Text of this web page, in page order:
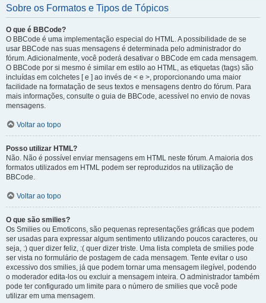
Sobre os Formatos e Tipos de Tópicos
O que é BBCode?
O BBCode é uma implementação especial do HTML. A possibilidade de se
usar BBCode nas suas mensagens é determinada pelo administrador do
fórum. Adicionalmente, você poderá desativar o BBCode em cada mensagem.
O BBCode por si mesmo é similar em estilo ao HTML, as etiquetas (tags) são
incluídas em colchetes [ e ] ao invés de < e >, proporcionando uma maior
facilidade na formatação de seus textos e mensagens dentro do fórum. Para
mais informações, consulte o guia de BBCode, acessível no envio de novas
mensagens.
Voltar ao topo
Posso utilizar HTML?
Não. Não é possível enviar mensagens em HTML neste fórum. A maioria dos
formatos utilizados em HTML podem ser reproduzidos na utilização de
BBCode.
Voltar ao topo
O que são smilies?
Os Smilies ou Emoticons, são pequenas representações gráficas que podem
ser usadas para expressar algum sentimento utilizando poucos caracteres, ou
seja, :) quer dizer feliz, :( quer dizer triste. Uma lista completa de smilies pode
ser vista no formulário de postagem de cada mensagem. Tente evitar o uso
excessivo dos smilies, já que podem tornar uma mensagem ilegível, podendo
o moderador edita-los ou excluir a mensagem inteira. O administrador também
pode ter configurado um limite para o número de smilies que você pode
utilizar em uma mensagem.